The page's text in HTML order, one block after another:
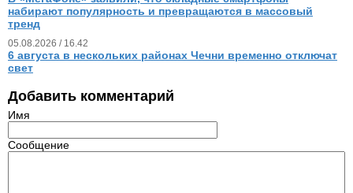
набирают популярность и превращаются в массовый
тренд
05.08.2026 / 16.42
6 августа в нескольких районах Чечни временно отключат
свет
Добавить комментарий
Имя
Сообщение